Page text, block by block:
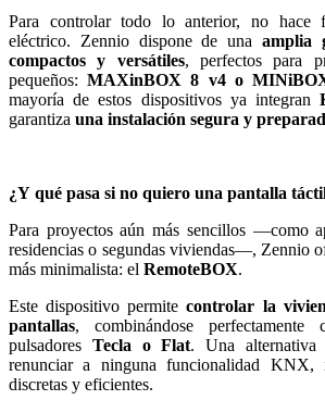
Para controlar todo lo anterior, no hace
eléctrico. Zennio dispone de una amplia
compactos y versátiles, perfectos para
pequeños:MAXinBOX 8 v4 o
mayoría de estos dispositivos ya integran
garantiza una instalación segura y
¿Y qué pasa si no quiero una pantalla
Para proyectos aún más sencillos —como
residencias o segundas viviendas—, Zennio
más minimalista: el RemoteBOX.
Este dispositivo permitecontrolar la
pantallas, combinándose
pulsadores Tecla o Flat. Una alternativa
renunciar a ninguna funcionalidad KNX,
discretas y eficientes.